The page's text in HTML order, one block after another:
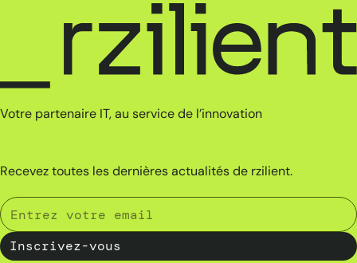
Votre partenaire IT, au service de l’innovation
Recevez toutes les dernières actualités de rzilient.